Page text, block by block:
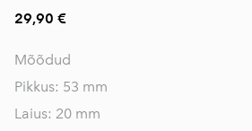
29,90 €
Mõõdud
Pikkus: 53 mm
Laius: 20 mm